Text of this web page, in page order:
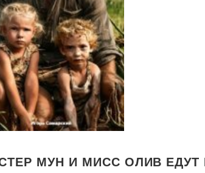
МУН И МИСС ОЛИВ ЕДУТ